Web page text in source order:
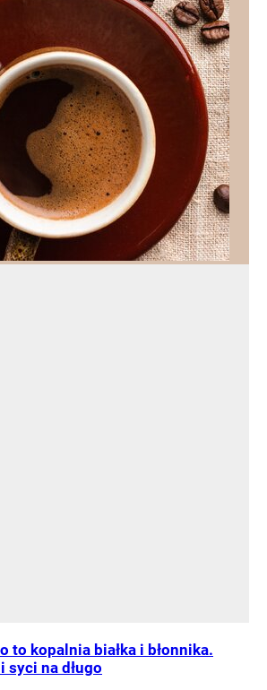
to kopalnia białka i błonnika.
syci na długo